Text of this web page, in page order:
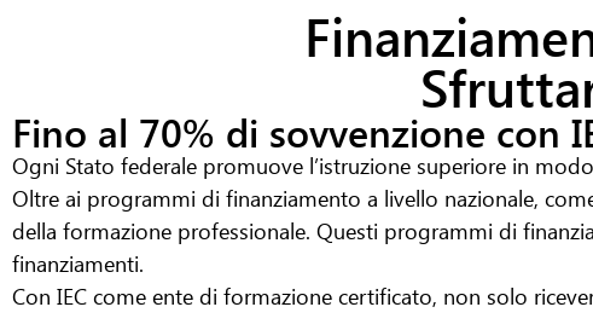
Fino al 70% di sovvenzione con
Ogni Stato federale promuove l’istruzione superiore in
Oltre ai programmi di finanziamento a livello nazionale,
della formazione professionale. Questi programmi di
finanziamenti.
Con IEC come ente di formazione certificato, non solo